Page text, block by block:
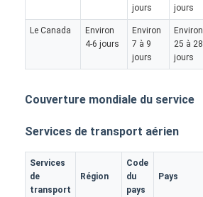
jours
jours
Le Canada
Environ
4-6 jours
Environ
7 à 9
jours
Environ
25 à 28
jours
Couverture mondiale du service
Services de transport aérien
Services
de
transport
Région
Code
du
pays
Pays